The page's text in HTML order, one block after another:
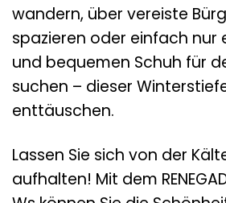
wandern, über vereiste
spazieren oder einfach nur
und bequemen Schuh für
suchen – dieser
enttäuschen.
Lassen Sie sich von der
aufhalten! Mit dem